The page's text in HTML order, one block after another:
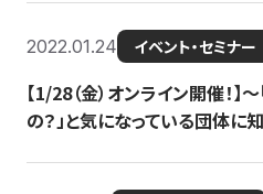
2022.01.24 イベント・セミナー
【1/28（金）オンライン開催！】
の？」と気になっている団体に